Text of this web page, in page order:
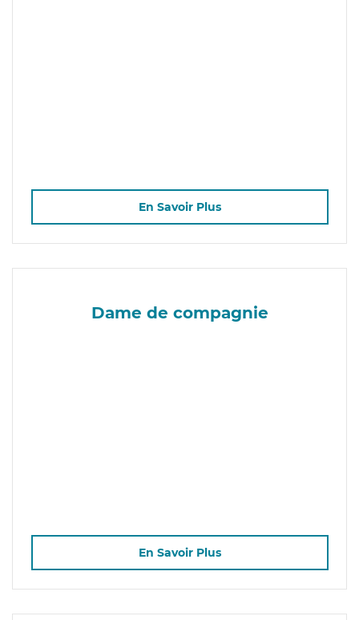
En Savoir Plus
Dame de compagnie
En Savoir Plus